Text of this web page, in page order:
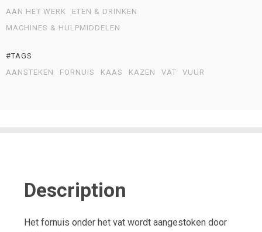
AAN HET WERK
ETEN & DRINKEN
MACHINES & HULPMIDDELEN
#TAGS
AANSTEKEN
FORNUIS KAAS KAZEN VAT VUUR
Description
Het fornuis onder het vat wordt aangestoken door